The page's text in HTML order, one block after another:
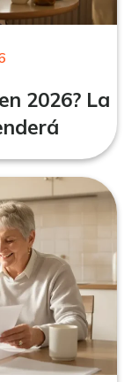
2026? La